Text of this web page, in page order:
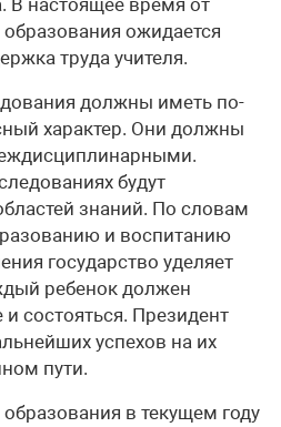
В настоящее время от
ожидается
труда учителя.
должны иметь по-
характер. Они должны
будут
знаний. По словам
и воспитанию
государство уделяет
ребенок должен
состояться. Президент
успехов на их
пути.
в текущем году